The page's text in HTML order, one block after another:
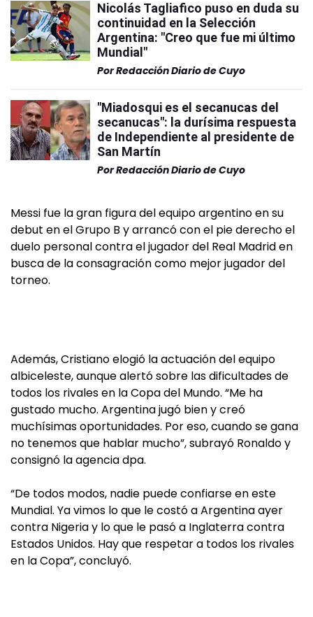
Nicolás Tagliafico puso en duda su
continuidad en la Selección
Argentina: "Creo que fue mi último
Mundial"
PorRedacción Diario de Cuyo
"Miadosqui es el secanucas del
secanucas": la durísima respuesta
de Independiente al presidente de
San Martín
PorRedacción Diario de Cuyo
Messi fue la gran figura del equipo argentino en su
debut en el Grupo B y arrancó con el pie derecho el
duelo personal contra el jugador del Real Madrid en
busca de la consagración como mejor jugador del
torneo.
Además, Cristiano elogió la actuación del equipo
albiceleste, aunque alertó sobre las dificultades de
todos los rivales en la Copa del Mundo. “Me ha
gustado mucho. Argentina jugó bien y creó
muchísimas oportunidades. Por eso, cuando se gana
no tenemos que hablar mucho”, subrayó Ronaldo y
consignó la agencia dpa.
“De todos modos, nadie puede confiarse en este
Mundial. Ya vimos lo que le costó a Argentina ayer
contra Nigeria y lo que le pasó a Inglaterra contra
Estados Unidos. Hay que respetar a todos los rivales
en la Copa”, concluyó.